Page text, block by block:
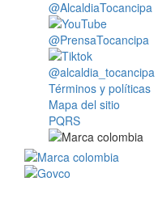
@AlcaldiaTocancipa
@PrensaTocancipa
@alcaldia_tocancipa
Términos y políticas
Mapa del sitio
PQRS